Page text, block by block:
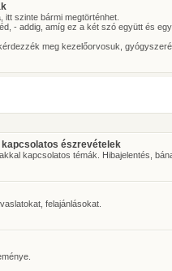
itt szinte bármi megtörténhet.
- addig, amíg ez a két szó együtt és
meg kezelőorvosuk,
észrevételek
kapcsolatos témák. Hibajelentés,
felajánlásokat.